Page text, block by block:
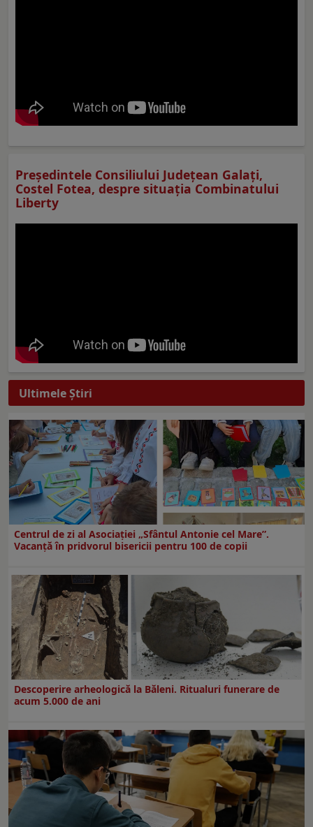
Preşedintele Consiliului Judeţean Galaţi,
Costel Fotea, despre situaţia Combinatului
Liberty
Ultimele Ştiri
Centrul de zi al Asociației „Sfântul Antonie cel Mare”.
Vacanță în pridvorul bisericii pentru 100 de copii
Descoperire arheologică la Băleni. Ritualuri funerare de
acum 5.000 de ani